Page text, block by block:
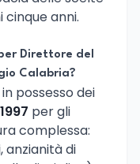
anni.
Direttore del
Calabria?
possesso dei
per gli
complessa:
anzianità di